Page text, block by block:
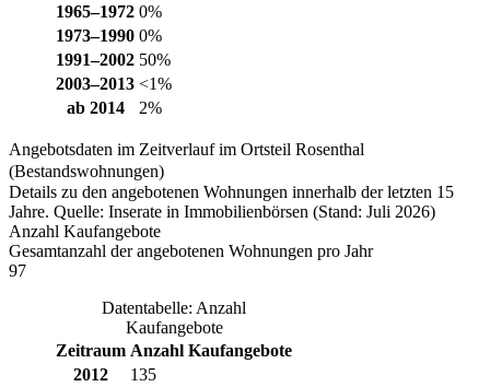
1965–1972 0%
1973–1990 0%
1991–2002 50%
2003–2013 <1%
ab 2014
2%
Angebotsdaten im Zeitverlauf im Ortsteil Rosenthal
(Bestandswohnungen)
Details zu den angebotenen Wohnungen innerhalb der letzten 15
Jahre. Quelle: Inserate in Immobilienbörsen (Stand: Juli 2026)
Anzahl Kaufangebote
Gesamtanzahl der angebotenen Wohnungen pro Jahr
97
Datentabelle: Anzahl
Kaufangebote
Zeitraum Anzahl Kaufangebote
2012
135